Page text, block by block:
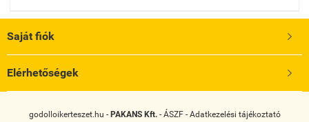
Saját fiók 
Elérhetőségek 
godolloikerteszet.hu - PAKANS Kft.- ÁSZF- Adatkezelési tájékoztató